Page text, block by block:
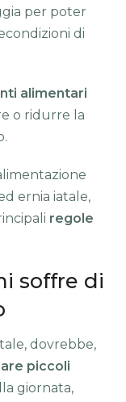
per poter
di
alimentari
o ridurre la
ernia iatale,
regole
soffre di
dovrebbe,
piccoli
giornata,